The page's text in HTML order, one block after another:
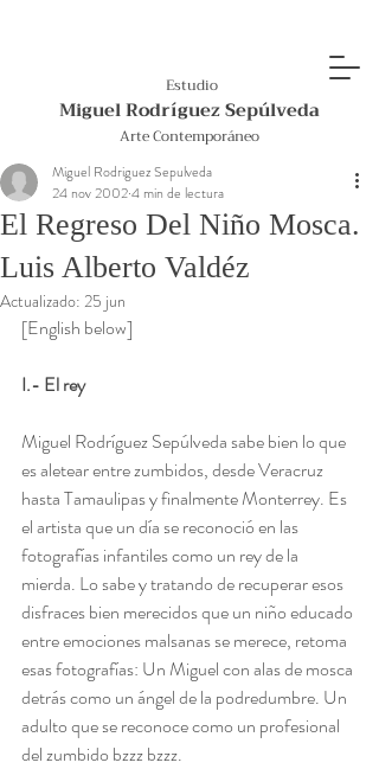
Estudio
Miguel Rodríguez Sepúlveda
Arte Contemporáneo
El Regreso Del Niño Mosca.
Luis Alberto Valdéz
Miguel Rodriguez Sepulveda
24 nov 20024 min de lectura
Actualizado: 25 jun
[English below]
I.- El rey
Miguel Rodríguez Sepúlveda sabe bien lo que
es aletear entre zumbidos, desde Veracruz
hasta Tamaulipas y finalmente Monterrey. Es
el artista que un día se reconoció en las
fotografías infantiles como un rey de la
mierda. Lo sabe y tratando de recuperar esos
disfraces bien merecidos que un niño educado
entre emociones malsanas se merece, retoma
esas fotografías: Un Miguel con alas de mosca
detrás como un ángel de la podredumbre. Un
adulto que se reconoce como un profesional
del zumbido bzzz bzzz.